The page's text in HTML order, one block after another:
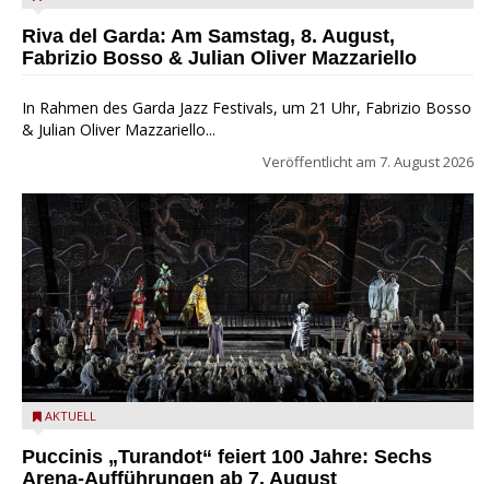
Riva del Garda: Am Samstag, 8. August,
Fabrizio Bosso & Julian Oliver Mazzariello
In Rahmen des Garda Jazz Festivals, um 21 Uhr, Fabrizio Bosso
& Julian Oliver Mazzariello...
Veröffentlicht am 7. August 2026
Turandot in der Arena von Verona - Ennevi für Fondazione
AKTUELL
Puccinis „Turandot“ feiert 100 Jahre: Sechs
Arena-Aufführungen ab 7. August